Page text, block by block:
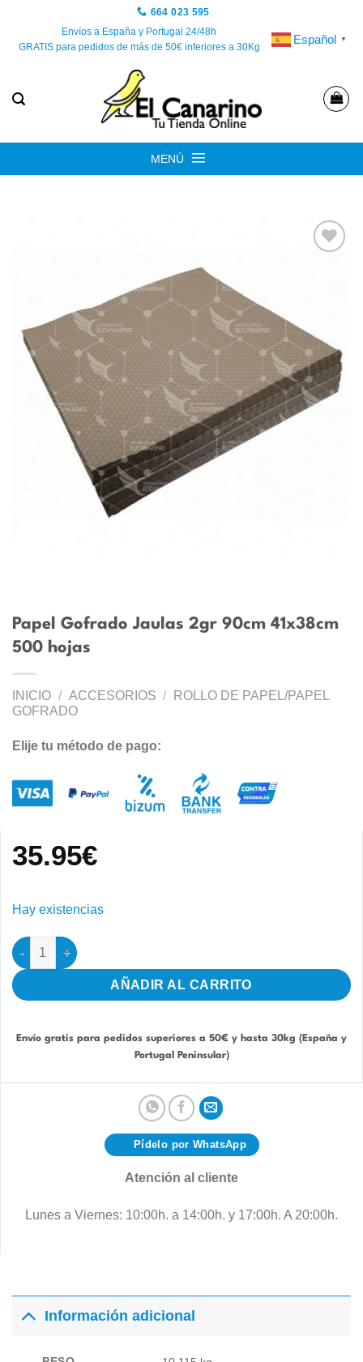
contenido
664 023 595
Envíos a España y Portugal 24/48h
GRATIS para pedidos de más de 50€ inferiores a 30Kg
Español ▼
MENÚ
deseos
Papel Gofrado Jaulas 2gr 90cm 41x38cm
500 hojas
INICIO / ACCESORIOS /
ROLLO DE PAPEL/PAPEL
GOFRADO
Elije tu método de pago:
35.95€
Hay existencias
Papel Gofrado Jaulas 2gr 90cm 41x38cm 500 hojas cantidad
AÑADIR AL CARRITO
Envío gratis para pedidos superiores a 50€ y hasta 30kg (España y
Portugal Peninsular)
Pídelo por WhatsApp
Atención al cliente
Lunes a Viernes: 10:00h. a 14:00h. y 17:00h. A 20:00h.
Información adicional